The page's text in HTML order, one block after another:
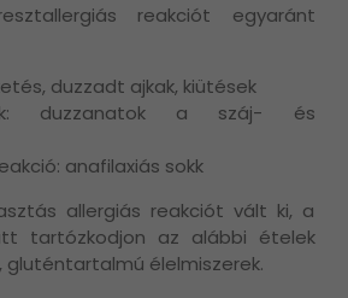
reakciót egyaránt
duzzadt ajkak, kiütések
duzzanatok a száj- és
anafilaxiás sokk
allergiás reakciót vált ki, a
tartózkodjon az alábbi ételek
élelmiszerek.